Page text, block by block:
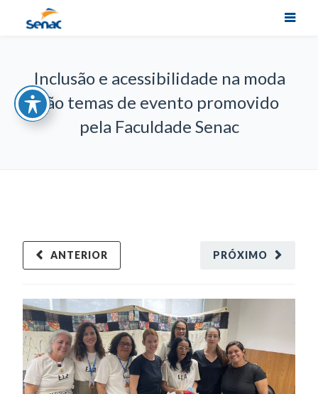
Inclusão e acessibilidade na moda
são temas de evento promovido
pela Faculdade Senac
PRÓXIMO
ANTERIOR